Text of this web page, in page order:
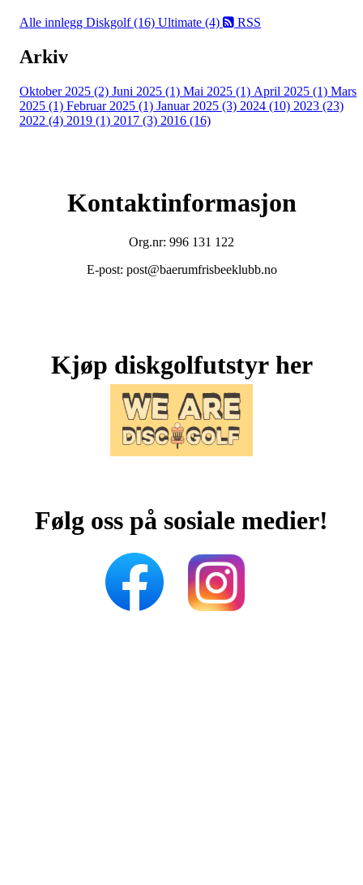
Alle innlegg Diskgolf (16) Ultimate (4) RSS
Arkiv
Oktober 2025 (2) Juni 2025 (1) Mai 2025 (1) April 2025 (1) Mars
2025 (1) Februar 2025 (1) Januar 2025 (3) 2024 (10) 2023 (23)
2022 (4) 2019 (1) 2017 (3) 2016 (16)
Kontaktinformasjon
Org.nr: 996 131 122
E-post: post@baerumfrisbeeklubb.no
Kjøp diskgolfutstyr her
Følg oss på sosiale medier!